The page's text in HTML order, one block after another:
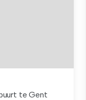
te Gent